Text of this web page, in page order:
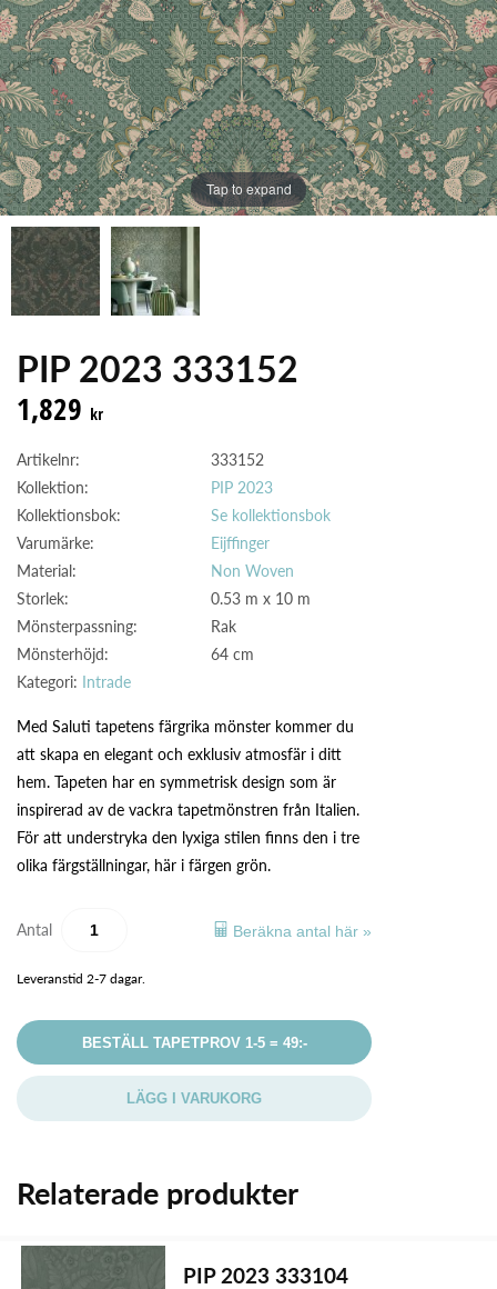
Tap to expand
PIP 2023 333152
1,829 kr
Artikelnr:
333152
Kollektion:
PIP 2023
Kollektionsbok:
Se kollektionsbok
Varumärke:
Eijffinger
Material:
Non Woven
Storlek:
0.53 m x 10 m
Mönsterpassning:
Rak
Mönsterhöjd:
64 cm
Kategori: Intrade
Med Saluti tapetens färgrika mönster kommer du
att skapa en elegant och exklusiv atmosfär i ditt
hem. Tapeten har en symmetrisk design som är
inspirerad av de vackra tapetmönstren från Italien.
För att understryka den lyxiga stilen finns den i tre
olika färgställningar, här i färgen grön.
Antal Beräkna antal här »
Leveranstid 2-7 dagar.
BESTÄLL TAPETPROV 1-5 = 49:-
LÄGG I VARUKORG
Relaterade produkter
PIP 2023 333104